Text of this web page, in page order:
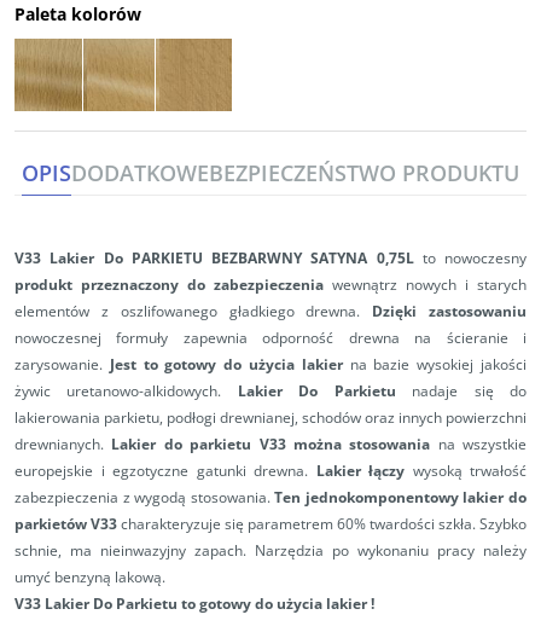
Paleta kolorów
OPISDODATKOWEBEZPIECZEŃSTWO PRODUKTU
V33 Lakier Do PARKIETU BEZBARWNY SATYNA 0,75L to nowoczesny
produkt przeznaczony do zabezpieczenia wewnątrz nowych i starych
elementów z oszlifowanego gładkiego drewna. Dzięki zastosowaniu
nowoczesnej formuły zapewnia odporność drewna na ścieranie i
zarysowanie. Jest to gotowy do użycia lakier na bazie wysokiej jakości
żywic uretanowo-alkidowych. Lakier Do Parkietu nadaje się do
lakierowania parkietu, podłogi drewnianej, schodów oraz innych powierzchni
drewnianych. Lakier do parkietu V33 można stosowania na wszystkie
europejskie i egzotyczne gatunki drewna. Lakier łączy wysoką trwałość
zabezpieczenia z wygodą stosowania.Ten jednokomponentowy lakier do
parkietów V33charakteryzuje się parametrem 60% twardości szkła. Szybko
schnie, ma nieinwazyjny zapach. Narzędzia po wykonaniu pracy należy
umyć benzyną lakową.
V33 Lakier Do Parkietu to gotowy do użycia lakier !